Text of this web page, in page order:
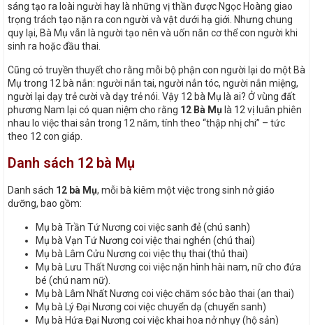
sáng tạo ra loài người hay là những vị thần được Ngọc Hoàng giao
trọng trách tạo nặn ra con người và vật dưới hạ giới. Nhưng chung
quy lại, Bà Mụ vẫn là người tạo nên và uốn nắn cơ thể con người khi
sinh ra hoặc đầu thai.
Cũng có truyền thuyết cho rằng mỗi bộ phận con người lại do một Bà
Mụ trong 12 bà nắn: người nắn tai, người nắn tóc, người nắn miệng,
người lại dạy trẻ cười và dạy trẻ nói. Vậy 12 bà Mụ là ai? Ở vùng đất
phương Nam lại có quan niệm cho rằng 12 Bà Mụ là 12 vị luân phiên
nhau lo việc thai sản trong 12 năm, tính theo “thập nhị chi” – tức
theo 12 con giáp.
Danh sách 12 bà Mụ
Danh sách 12 bà Mụ, mỗi bà kiêm một việc trong sinh nở giáo
dưỡng, bao gồm:
Mụ bà Trần Tứ Nương coi việc sanh đẻ (chú sanh)
Mụ bà Vạn Tứ Nương coi việc thai nghén (chú thai)
Mụ bà Lâm Cửu Nương coi việc thụ thai (thủ thai)
Mụ bà Lưu Thất Nương coi việc nặn hình hài nam, nữ cho đứa
bé (chú nam nữ).
Mụ bà Lâm Nhất Nương coi việc chăm sóc bào thai (an thai)
Mụ bà Lý Đại Nương coi việc chuyển dạ (chuyển sanh)
Mụ bà Hứa Đại Nương coi việc khai hoa nở nhụy (hộ sản)